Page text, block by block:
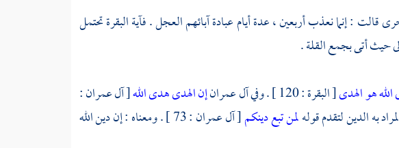
قالت : إنما نعذب أربعين ، عدة أيام عبادة آبائهم العجل . فآية البقرة تحتمل
حيث أتى بجمع القلة .
هو الهدى[ البقرة : 120 ] . وفي آل عمران إن الهدى هدى الله[ آل عمران :
لمن تبع دينكم
[ آل عمران : 73 ] . ومعناه : إن دين الله